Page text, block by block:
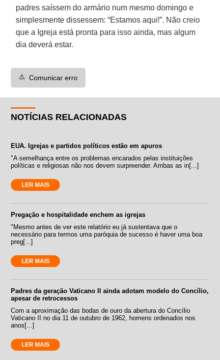
padres saíssem do armário num mesmo domingo e
simplesmente dissessem: “Estamos aqui!”. Não creio
que a Igreja está pronta para isso ainda, mas algum
dia deverá estar.
⚠️ Comunicar erro
NOTÍCIAS RELACIONADAS
EUA. Igrejas e partidos políticos estão em apuros
"A semelhança entre os problemas encarados pelas instituições
políticas e religiosas não nos devem surpreender. Ambas as in[...]
LER MAIS
Pregação e hospitalidade enchem as igrejas
"Mesmo antes de ver este relatório eu já sustentava que o
necessário para termos uma paróquia de sucesso é haver uma boa
preg[...]
LER MAIS
Padres da geração Vaticano II ainda adotam modelo do Concílio,
apesar de retrocessos
Com a aproximação das bodas de ouro da abertura do Concílio
Vaticano II no dia 11 de outubro de 1962, homens ordenados nos
anos[...]
LER MAIS